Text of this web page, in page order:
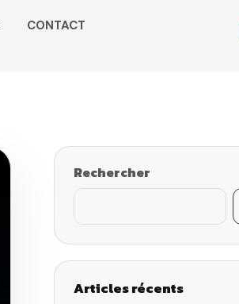
CONTACT
Rechercher
Articles récents